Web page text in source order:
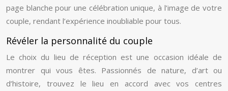
page blanche pour une célébration unique, à l’image de votre
couple, rendant l’expérience inoubliable pour tous.
Révéler la personnalité du couple
Le choix du lieu de réception est une occasion idéale de
montrer qui vous êtes. Passionnés de nature, d’art ou
d’histoire, trouvez le lieu en accord avec vos centres